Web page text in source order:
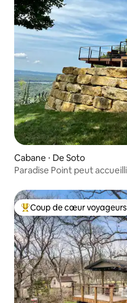
Cabane ⋅ De Soto
Paradise Point peut
Coups de cœur voyageurs
Coup de cœur voyageurs